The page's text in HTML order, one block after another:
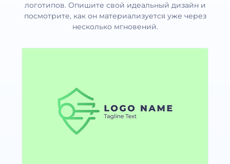
логотипов. Опишите свой идеальный дизайн и
посмотрите, как он материализуется уже через
несколько мгновений.